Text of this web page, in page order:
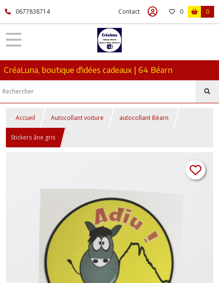
0677838714 Contact 0 0
CréaLuna, boutique d'idées cadeaux | 64 Béarn
Accueil Autocollant voiture autocollant Béarn
Stickers âne gris